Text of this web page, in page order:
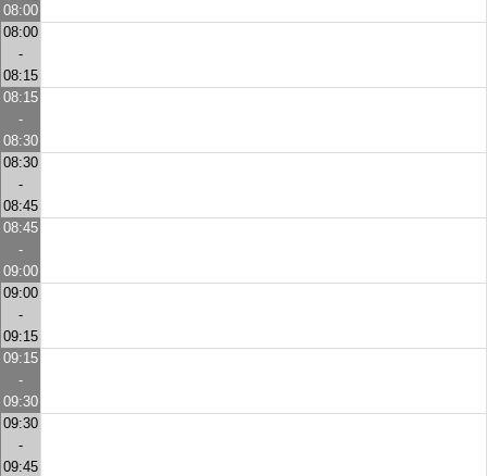
08:00
08:00
-
08:15
08:15
-
08:30
08:30
-
08:45
08:45
-
09:00
09:00
-
09:15
09:15
-
09:30
09:30
-
09:45